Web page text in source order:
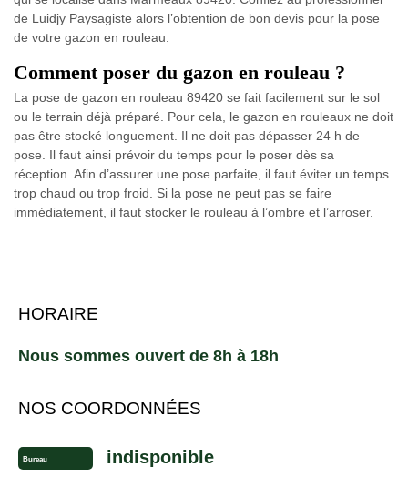
de Luidjy Paysagiste alors l’obtention de bon devis pour la pose
de votre gazon en rouleau.
Comment poser du gazon en rouleau ?
La pose de gazon en rouleau 89420 se fait facilement sur le sol
ou le terrain déjà préparé. Pour cela, le gazon en rouleaux ne doit
pas être stocké longuement. Il ne doit pas dépasser 24 h de
pose. Il faut ainsi prévoir du temps pour le poser dès sa
réception. Afin d’assurer une pose parfaite, il faut éviter un temps
trop chaud ou trop froid. Si la pose ne peut pas se faire
immédiatement, il faut stocker le rouleau à l’ombre et l’arroser.
HORAIRE
Nous sommes ouvert de 8h à 18h
NOS COORDONNÉES
Bureau indisponible